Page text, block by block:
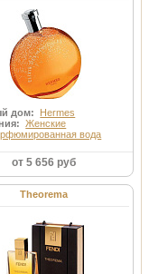
дом:
Hermes
Женские
вода
от 5 656 руб
Theorema